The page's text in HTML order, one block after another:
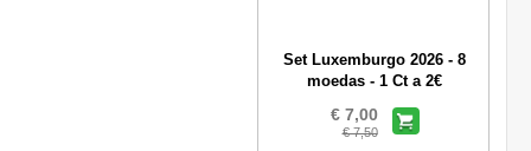
Set Luxemburgo 2026 - 8
moedas - 1 Ct a 2€
€ 7,00
€ 7,50